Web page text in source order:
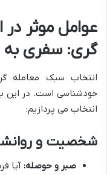
عوامل موثر
گری: سفری به
انتخاب سبک معامله
خودشناسی است. در این
انتخاب می پردازیم:
شخصیت و
صبر و حوصله: آیا